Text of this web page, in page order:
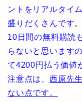
ントをリアルタイ
盛りだくさんです。
10日間の無料購読
らないと思います
て4200円払う価値
注意点は、 西原先
ない点です。